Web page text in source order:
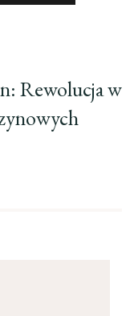
Rewolucja w